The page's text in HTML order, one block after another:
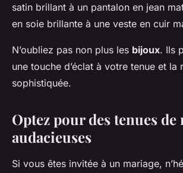
satin brillant à un pantalon en jean
en soie brillante à une veste en cuir
N’oubliez pas non plus les bijoux. Ils
une touche d’éclat à votre tenue et la
sophistiquée.
Optez pour des tenues de
audacieuses
Si vous êtes invitée à un mariage,